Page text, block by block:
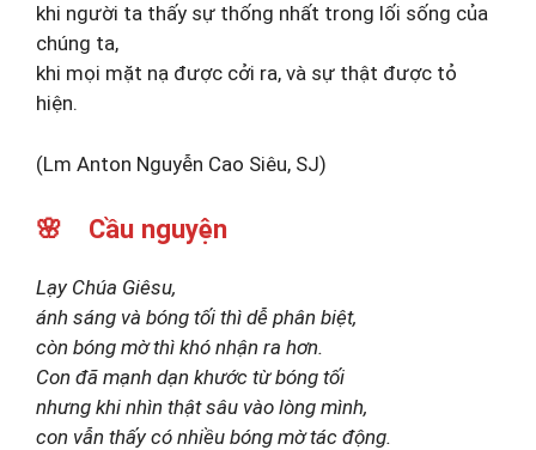
khi người ta thấy sự thống nhất trong lối sống của
chúng ta,
khi mọi mặt nạ được cởi ra, và sự thật được tỏ
hiện.
(Lm Anton Nguyễn Cao Siêu, SJ)
🌸 Cầu nguyện
Lạy Chúa Giêsu,
ánh sáng và bóng tối thì dễ phân biệt,
còn bóng mờ thì khó nhận ra hơn.
Con đã mạnh dạn khước từ bóng tối
nhưng khi nhìn thật sâu vào lòng mình,
con vẫn thấy có nhiều bóng mờ tác động.